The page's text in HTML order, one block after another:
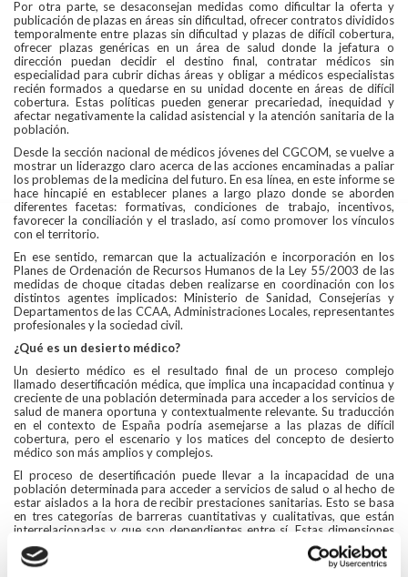
Por otra parte, se desaconsejan medidas como dificultar la oferta y
publicación de plazas en áreas sin dificultad, ofrecer contratos divididos
temporalmente entre plazas sin dificultad y plazas de difícil cobertura,
ofrecer plazas genéricas en un área de salud donde la jefatura o
dirección puedan decidir el destino final, contratar médicos sin
especialidad para cubrir dichas áreas y obligar a médicos especialistas
recién formados a quedarse en su unidad docente en áreas de difícil
cobertura. Estas políticas pueden generar precariedad, inequidad y
afectar negativamente la calidad asistencial y la atención sanitaria de la
población.
Desde la sección nacional de médicos jóvenes del CGCOM, se vuelve a
mostrar un liderazgo claro acerca de las acciones encaminadas a paliar
los problemas de la medicina del futuro. En esa línea, en este informe se
hace hincapié en establecer planes a largo plazo donde se aborden
diferentes facetas: formativas, condiciones de trabajo, incentivos,
favorecer la conciliación y el traslado, así como promover los vínculos
con el territorio.
En ese sentido, remarcan que la actualización e incorporación en los
Planes de Ordenación de Recursos Humanos de la Ley 55/2003 de las
medidas de choque citadas deben realizarse en coordinación con los
distintos agentes implicados: Ministerio de Sanidad, Consejerías y
Departamentos de las CCAA, Administraciones Locales, representantes
profesionales y la sociedad civil.
¿Qué es un desierto médico?
Un desierto médico es el resultado final de un proceso complejo
llamado desertificación médica, que implica una incapacidad continua y
creciente de una población determinada para acceder a los servicios de
salud de manera oportuna y contextualmente relevante. Su traducción
en el contexto de España podría asemejarse a las plazas de difícil
cobertura, pero el escenario y los matices del concepto de desierto
médico son más amplios y complejos.
El proceso de desertificación puede llevar a la incapacidad de una
población determinada para acceder a servicios de salud o al hecho de
estar aislados a la hora de recibir prestaciones sanitarias. Esto se basa
en tres categorías de barreras cuantitativas y cualitativas, que están
interrelacionadas y que son dependientes entre sí. Estas dimensiones
son: el acceso físico, las barreras sociales y las barreras en las políticas
públicas. Dichas dimensiones están fundamentadas en la disponibilidad
de trabajadores de la salud, instalaciones sanitarias y tecnologías